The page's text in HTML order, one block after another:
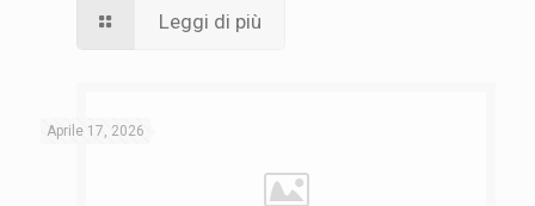
Leggi di più
Aprile 17, 2026